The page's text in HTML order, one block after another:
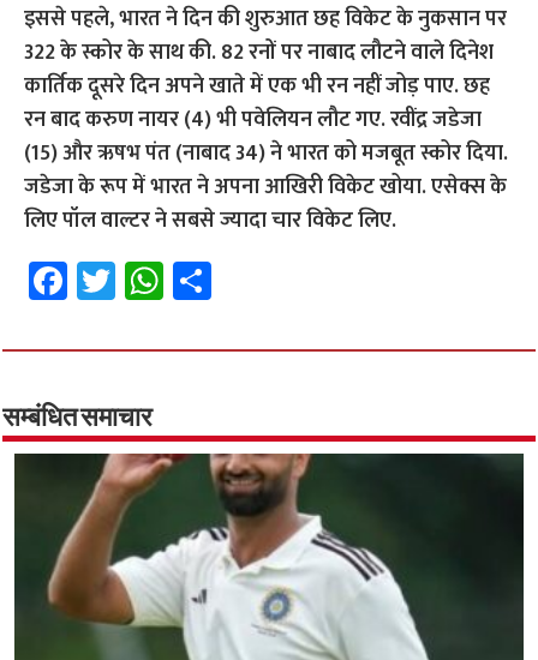
इससे पहले, भारत ने दिन की शुरुआत छह विकेट के नुकसान पर
322 के स्कोर के साथ की. 82 रनों पर नाबाद लौटने वाले दिनेश
कार्तिक दूसरे दिन अपने खाते में एक भी रन नहीं जोड़ पाए. छह
रन बाद करुण नायर (4) भी पवेलियन लौट गए. रवींद्र जडेजा
(15) और ऋषभ पंत (नाबाद 34) ने भारत को मजबूत स्कोर दिया.
जडेजा के रूप में भारत ने अपना आखिरी विकेट खोया. एसेक्स के
लिए पॉल वाल्टर ने सबसे ज्यादा चार विकेट लिए.
Fa
ce
b
o
o
k
T
wi
tt
er
W
h
at
p
p
ar
सम्बंधित समाचार